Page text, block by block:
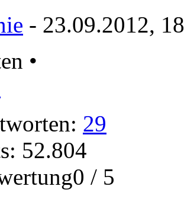
- 23.09.2012,
•
29
52.804
/ 5